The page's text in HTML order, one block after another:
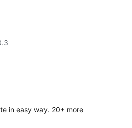
in easy way. 20+ more